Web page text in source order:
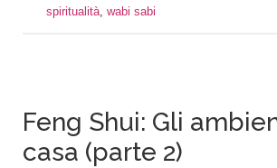
spiritualità wabi sabi
Feng Shui: Gli
casa (parte 2)